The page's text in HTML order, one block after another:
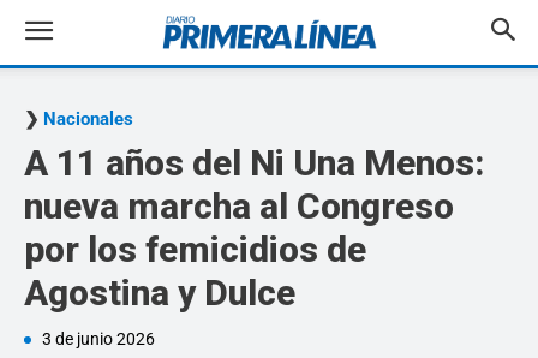
Nacionales
A 11 años del Ni Una Menos:
nueva marcha al Congreso
por los femicidios de
Agostina y Dulce
3 de junio 2026